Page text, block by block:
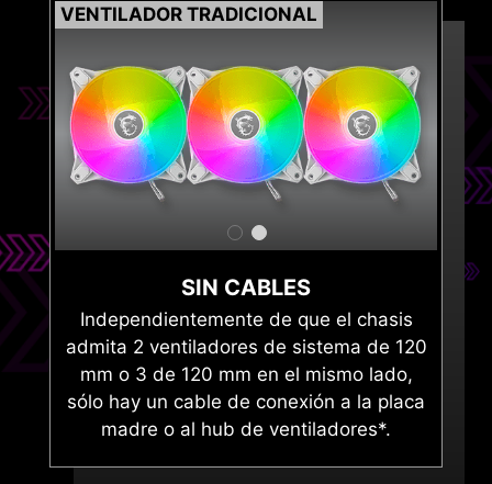
MPG EZ120 ARGB
SIN CABLES
Independientemente de que el chasis
admita 2 ventiladores de sistema de 120
mm o 3 de 120 mm en el mismo lado,
sólo hay un cable de conexión a la placa
madre o al hub de ventiladores*.